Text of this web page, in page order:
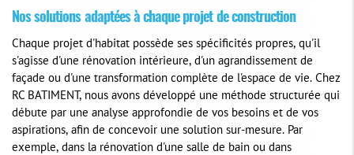
Nos solutions adaptées à chaque projet de construction
Chaque projet d'habitat possède ses spécificités propres, qu'il
s'agisse d'une rénovation intérieure, d'un agrandissement de
façade ou d'une transformation complète de l'espace de vie. Chez
RC BATIMENT, nous avons développé une méthode structurée qui
débute par une analyse approfondie de vos besoins et de vos
aspirations, afin de concevoir une solution sur-mesure. Par
exemple, dans la rénovation d'une salle de bain ou dans